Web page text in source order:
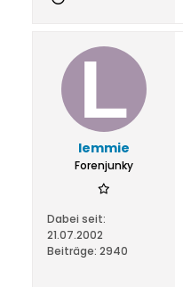
lemmie
Forenjunky
Dabei seit:
21.07.2002
Beiträge: 2940